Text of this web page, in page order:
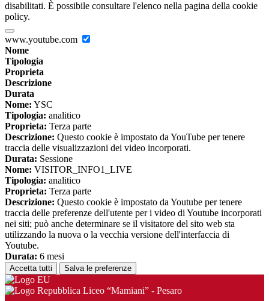
disabilitati. È possibile consultare l'elenco nella pagina della cookie
policy.
www.youtube.com
Nome
Tipologia
Proprieta
Descrizione
Durata
Nome: YSC
Tipologia: analitico
Proprieta: Terza parte
Descrizione: Questo cookie è impostato da YouTube per tenere
traccia delle visualizzazioni dei video incorporati.
Durata: Sessione
Nome: VISITOR_INFO1_LIVE
Tipologia: analitico
Proprieta: Terza parte
Descrizione: Questo cookie è impostato da Youtube per tenere
traccia delle preferenze dell'utente per i video di Youtube incorporati
nei siti; può anche determinare se il visitatore del sito web sta
utilizzando la nuova o la vecchia versione dell'interfaccia di
Youtube.
Durata: 6 mesi
Accetta tutti Salva le preferenze
Liceo “Mamiani” - Pesaro